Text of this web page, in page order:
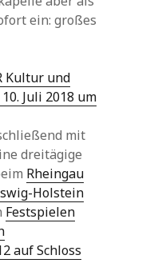
ein: großes
Kultur und
Juli 2018 um
mit
dreitägige
Rheingau
Holstein
Festspielen
auf Schloss